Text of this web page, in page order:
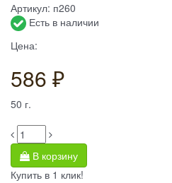
Артикул: п260
Есть в наличии
Цена:
586 ₽
50 г.
В корзину
Купить в 1 клик!